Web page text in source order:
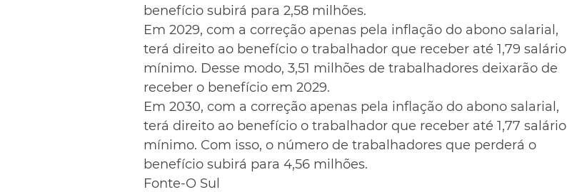
benefício subirá para 2,58 milhões.
Em 2029, com a correção apenas pela inflação do abono salarial,
terá direito ao benefício o trabalhador que receber até 1,79 salário
mínimo. Desse modo, 3,51 milhões de trabalhadores deixarão de
receber o benefício em 2029.
Em 2030, com a correção apenas pela inflação do abono salarial,
terá direito ao benefício o trabalhador que receber até 1,77 salário
mínimo. Com isso, o número de trabalhadores que perderá o
benefício subirá para 4,56 milhões.
Fonte-O Sul